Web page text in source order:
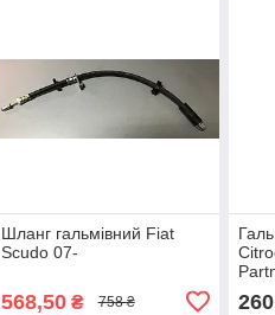
Шланг гальмівний Fiat
Scudo 07-
568,50₴ 758 ₴ 260